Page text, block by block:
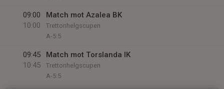
09:00
10:00
Match mot Azalea BK
Trettonhelgscupen
A-5:5
09:45
10:45
Match mot Torslanda IK
Trettonhelgscupen
A-5:5